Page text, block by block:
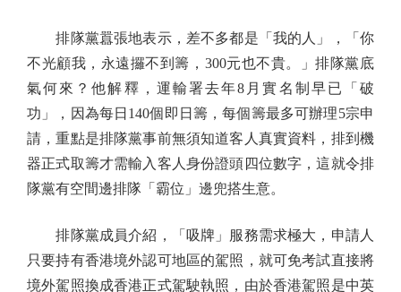
排隊黨囂張地表示，差不多都是「我的人」，「你
不光顧我，永遠攞不到籌，300元也不貴。」排隊黨底
氣何來？他解釋，運輸署去年8月實名制早已「破
功」，因為每日140個即日籌，每個籌最多可辦理5宗申
請，重點是排隊黨事前無須知道客人真實資料，排到機
器正式取籌才需輸入客人身份證頭四位數字，這就令排
隊黨有空間邊排隊「霸位」邊兜搭生意。
排隊黨成員介紹，「吸牌」服務需求極大，申請人
只要持有香港境外認可地區的駕照，就可免考試直接將
境外駕照換成香港正式駕駛執照，由於香港駕照是中英